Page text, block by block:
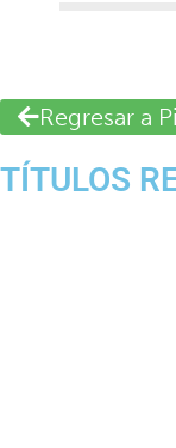
Regresar a
TÍTULOS